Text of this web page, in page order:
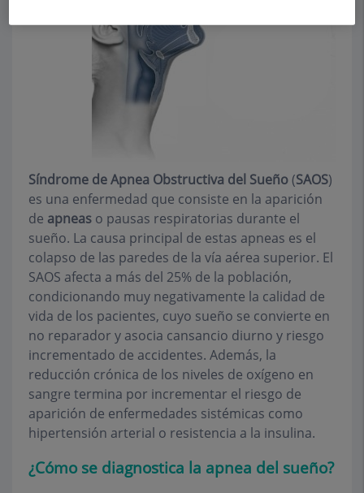
Síndrome de Apnea Obstructiva del Sueño(SAOS)
es una enfermedad que consiste en la aparición
de apneas o pausas respiratorias durante el
sueño. La causa principal de estas apneas es el
colapso de las paredes de la vía aérea superior. El
SAOS afecta a más del 25% de la población,
condicionando muy negativamente la calidad de
vida de los pacientes, cuyo sueño se convierte en
no reparador y asocia cansancio diurno y riesgo
incrementado de accidentes. Además, la
reducción crónica de los niveles de oxígeno en
sangre termina por incrementar el riesgo de
aparición de enfermedades sistémicas como
hipertensión arterial o resistencia a la insulina.
¿Cómo se diagnostica la apnea del sueño?